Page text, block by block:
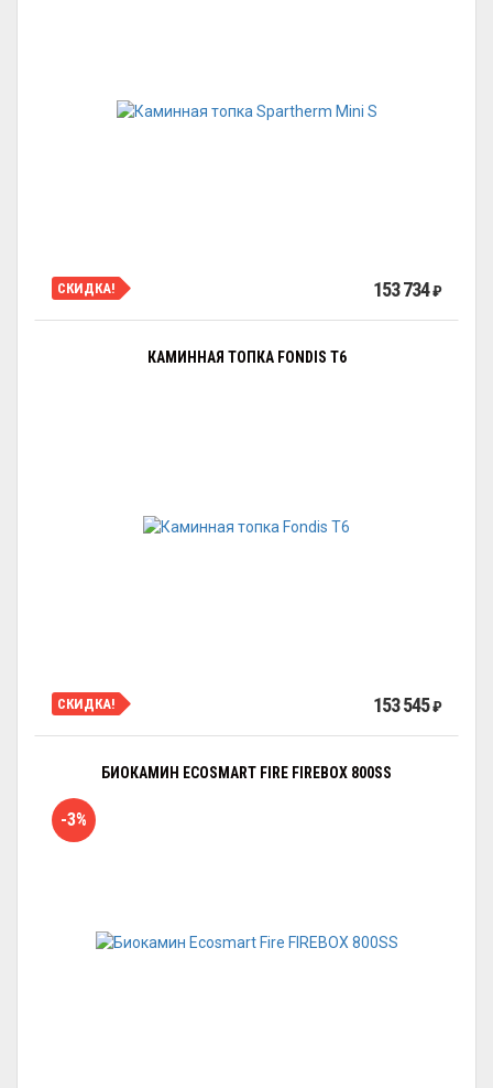
СКИДКА! 153 734₽
КАМИННАЯ ТОПКА FONDIS T6
СКИДКА! 153 545₽
БИОКАМИН ECOSMART FIRE FIREBOX 800SS
-3%